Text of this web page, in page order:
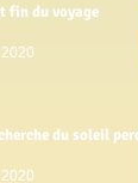
fin du voyage
du soleil